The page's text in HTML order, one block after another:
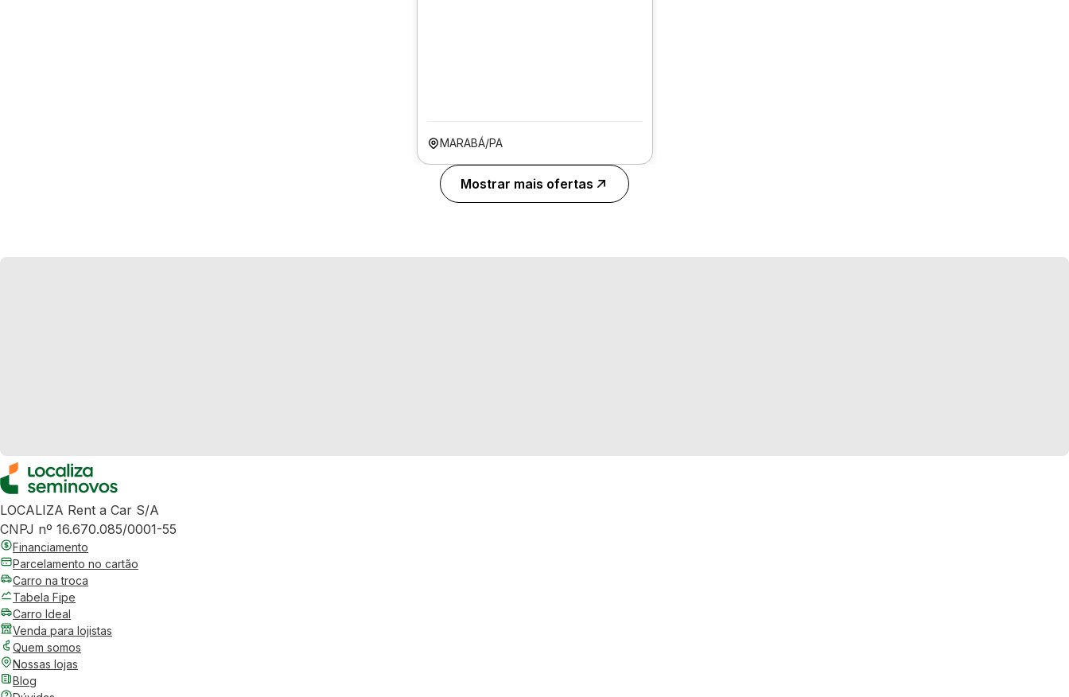
MARABÁ/PA
Mostrar mais ofertas
LOCALIZA Rent a Car S/A
CNPJ nº 16.670.085/0001-55
Financiamento
Parcelamento no cartão
Carro na troca
Tabela Fipe
Carro Ideal
Venda para lojistas
Quem somos
Nossas lojas
Blog